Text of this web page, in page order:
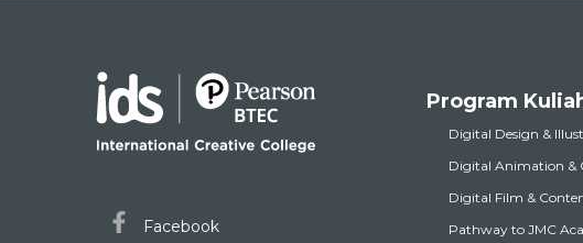
Facebook
Program
Digital Design &
Digital Animation &
Digital Film &
Pathway to JMC